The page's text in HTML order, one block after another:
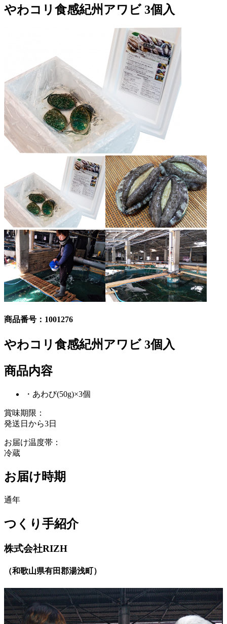
やわコリ食感紀州アワビ 3個入
商品番号： 1001276
やわコリ食感紀州アワビ 3個入
商品内容
・あわび(50g)×3個
賞味期限：
発送日から3日
お届け温度帯：
冷蔵
お届け時期
通年
つくり手紹介
株式会社RIZH
（和歌山県有田郡湯浅町）